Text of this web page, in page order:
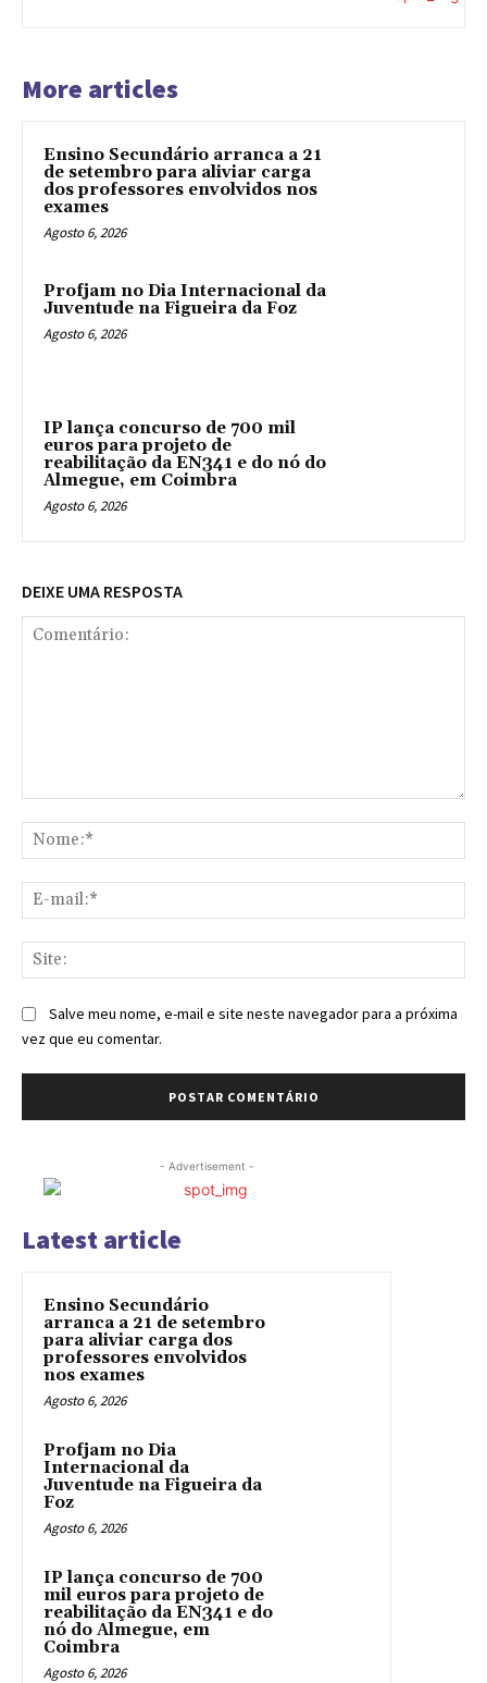
More articles
Ensino Secundário arranca a 21
de setembro para aliviar carga
dos professores envolvidos nos
exames
Agosto 6, 2026
Profjam no Dia Internacional da
Juventude na Figueira da Foz
Agosto 6, 2026
IP lança concurso de 700 mil
euros para projeto de
reabilitação da EN341 e do nó do
Almegue, em Coimbra
Agosto 6, 2026
DEIXE UMA RESPOSTA
Salve meu nome, e-mail e site neste navegador para a próxima
vez que eu comentar.
- Advertisement -
Latest article
Ensino Secundário
arranca a 21 de setembro
para aliviar carga dos
professores envolvidos
nos exames
Agosto 6, 2026
Profjam no Dia
Internacional da
Juventude na Figueira da
Foz
Agosto 6, 2026
IP lança concurso de 700
mil euros para projeto de
reabilitação da EN341 e do
nó do Almegue, em
Coimbra
Agosto 6, 2026